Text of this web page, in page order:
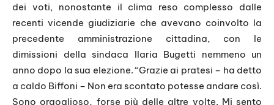
dei voti, nonostante il clima reso complesso dalle
recenti vicende giudiziarie che avevano coinvolto la
precedente amministrazione cittadina, con le
dimissioni della sindaca Ilaria Bugetti nemmeno un
anno dopo la sua elezione. “Grazie ai pratesi – ha detto
a caldo Biffoni – Non era scontato potesse andare così.
Sono orgoglioso, forse più delle altre volte. Mi sento